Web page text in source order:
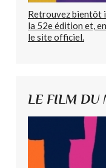
Retrouvez bientôt
la 52e édition et,
le site officiel.
LE FILM DU